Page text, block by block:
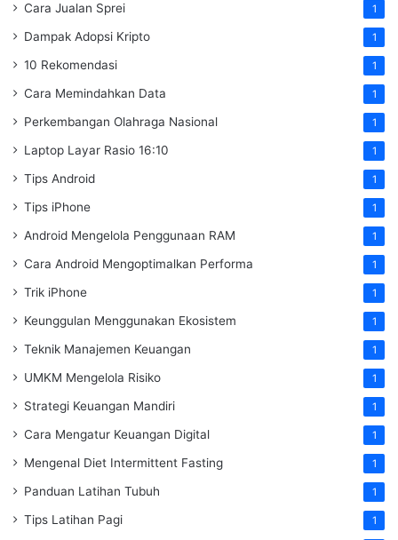
Cara Jualan Sprei 1
Dampak Adopsi Kripto 1
10 Rekomendasi 1
Cara Memindahkan Data 1
Perkembangan Olahraga Nasional 1
Laptop Layar Rasio 16:10 1
Tips Android 1
Tips iPhone 1
Android Mengelola Penggunaan RAM 1
Cara Android Mengoptimalkan Performa 1
Trik iPhone 1
Keunggulan Menggunakan Ekosistem 1
Teknik Manajemen Keuangan 1
UMKM Mengelola Risiko 1
Strategi Keuangan Mandiri 1
Cara Mengatur Keuangan Digital 1
Mengenal Diet Intermittent Fasting 1
Panduan Latihan Tubuh 1
Tips Latihan Pagi 1